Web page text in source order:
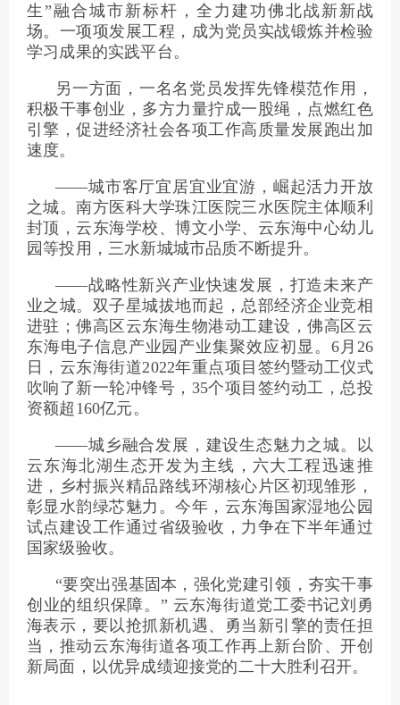
生”融合城市新标杆，全力建功佛北战新新战
场。一项项发展工程，成为党员实战锻炼并检验
学习成果的实践平台。
另一方面，一名名党员发挥先锋模范作用，
积极干事创业，多方力量拧成一股绳，点燃红色
引擎，促进经济社会各项工作高质量发展跑出加
速度。
——城市客厅宜居宜业宜游，崛起活力开放
之城。南方医科大学珠江医院三水医院主体顺利
封顶，云东海学校、博文小学、云东海中心幼儿
园等投用，三水新城城市品质不断提升。
——战略性新兴产业快速发展，打造未来产
业之城。双子星城拔地而起，总部经济企业竞相
进驻；佛高区云东海生物港动工建设，佛高区云
东海电子信息产业园产业集聚效应初显。6月26
日，云东海街道2022年重点项目签约暨动工仪式
吹响了新一轮冲锋号，35个项目签约动工，总投
资额超160亿元。
——城乡融合发展，建设生态魅力之城。以
云东海北湖生态开发为主线，六大工程迅速推
进，乡村振兴精品路线环湖核心片区初现雏形，
彰显水韵绿芯魅力。今年，云东海国家湿地公园
试点建设工作通过省级验收，力争在下半年通过
国家级验收。
“要突出强基固本，强化党建引领，夯实干事
创业的组织保障。” 云东海街道党工委书记刘勇
海表示，要以抢抓新机遇、勇当新引擎的责任担
当，推动云东海街道各项工作再上新台阶、开创
新局面，以优异成绩迎接党的二十大胜利召开。